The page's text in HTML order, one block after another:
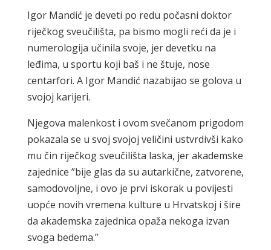
Igor Mandić je deveti po redu počasni doktor
riječkog sveučilišta, pa bismo mogli reći da je i
numerologija učinila svoje, jer devetku na
leđima, u sportu koji baš i ne štuje, nose
centarfori. A Igor Mandić nazabijao se golova u
svojoj karijeri.
Njegova malenkost i ovom svečanom prigodom
pokazala se u svoj svojoj veličini ustvrdivši kako
mu čin riječkog sveučilišta laska, jer akademske
zajednice ”bije glas da su autarkične, zatvorene,
samodovoljne, i ovo je prvi iskorak u povijesti
uopće novih vremena kulture u Hrvatskoj i šire
da akademska zajednica opaža nekoga izvan
svoga bedema.”